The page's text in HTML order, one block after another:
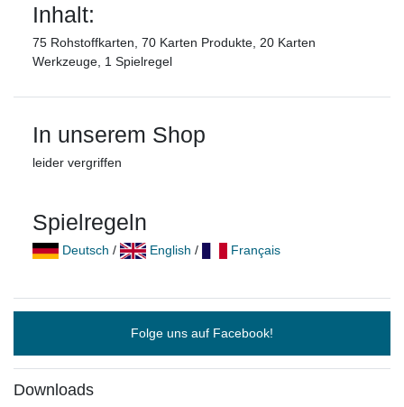
Inhalt:
75 Rohstoffkarten, 70 Karten Produkte, 20 Karten
Werkzeuge, 1 Spielregel
In unserem Shop
leider vergriffen
Spielregeln
Deutsch / English / Français
Folge uns auf Facebook!
Downloads